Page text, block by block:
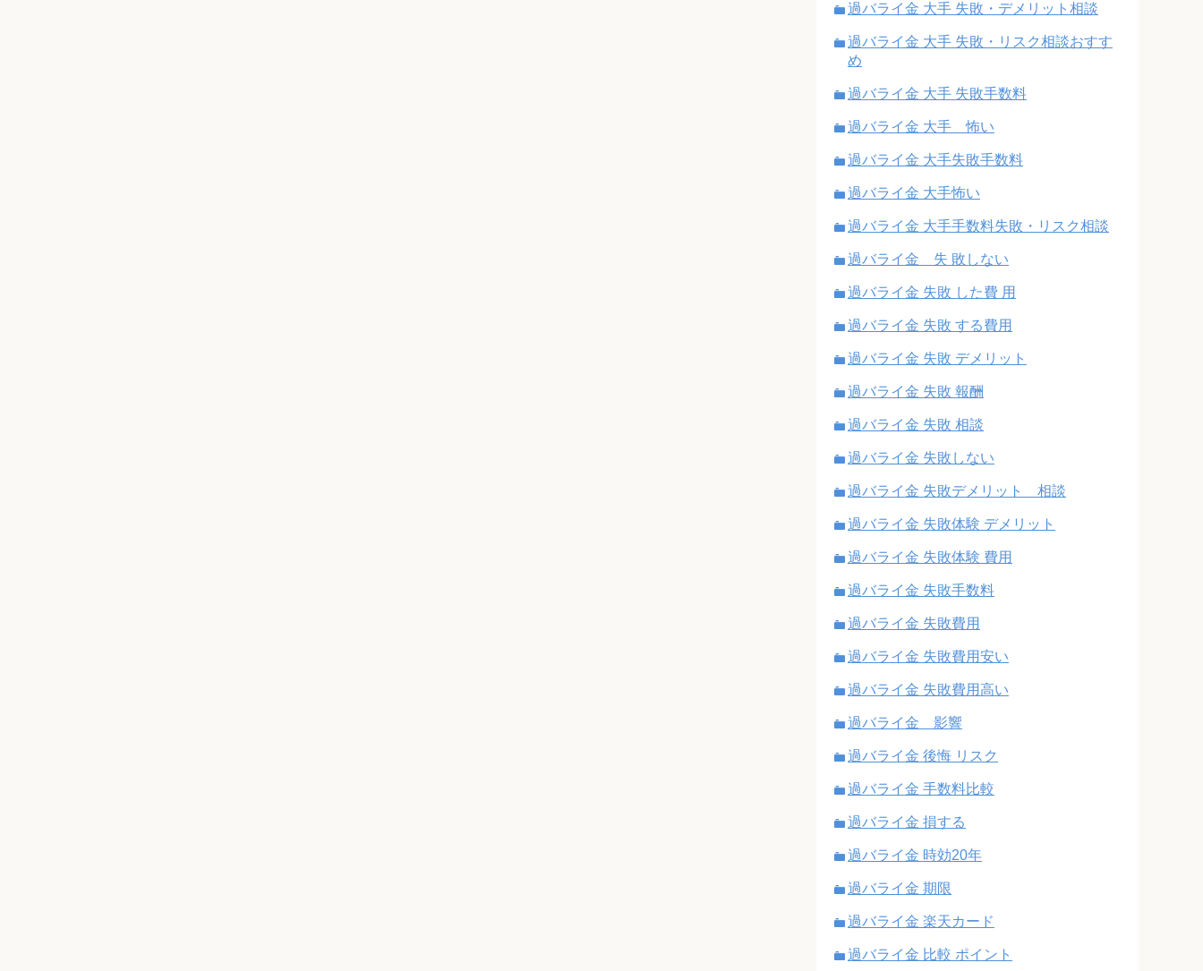
過バライ金 大手 失敗・デメリット相談
過バライ金 大手 失敗・リスク相談おすす
め
過バライ金 大手 失敗手数料
過バライ金 大手 怖い
過バライ金 大手失敗手数料
過バライ金 大手怖い
過バライ金 大手手数料失敗・リスク相談
過バライ金 失 敗しない
過バライ金 失敗 した費 用
過バライ金 失敗 する費用
過バライ金 失敗 デメリット
過バライ金 失敗 報酬
過バライ金 失敗 相談
過バライ金 失敗しない
過バライ金 失敗デメリット 相談
過バライ金 失敗体験 デメリット
過バライ金 失敗体験 費用
過バライ金 失敗手数料
過バライ金 失敗費用
過バライ金 失敗費用安い
過バライ金 失敗費用高い
過バライ金 影響
過バライ金 後悔 リスク
過バライ金 手数料比較
過バライ金 損する
過バライ金 時効20年
過バライ金 期限
過バライ金 楽天カード
過バライ金 比較 ポイント